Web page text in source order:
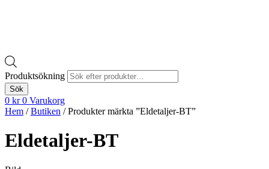
Produktsökning
Sök
0 kr 0 Varukorg
Hem /Butiken / Produkter märkta ”Eldetaljer-BT”
Eldetaljer-BT